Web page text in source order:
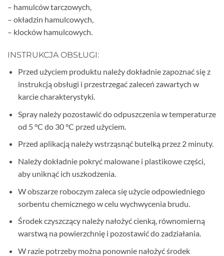
– hamulców tarczowych,
– okładzin hamulcowych,
– klocków hamulcowych.
INSTRUKCJA OBSŁUGI:
Przed użyciem produktu należy dokładnie zapoznać się z
instrukcją obsługi i przestrzegać zaleceń zawartych w
karcie charakterystyki.
Spray należy pozostawić do odpuszczenia w temperaturze
od 5 °C do 30 °C przed użyciem.
Przed aplikacją należy wstrząsnąć butelką przez 2 minuty.
Należy dokładnie pokryć malowane i plastikowe części,
aby uniknąć ich uszkodzenia.
W obszarze roboczym zaleca się użycie odpowiedniego
sorbentu chemicznego w celu wychwycenia brudu.
Środek czyszczący należy nałożyć cienką, równomierną
warstwą na powierzchnię i pozostawić do zadziałania.
W razie potrzeby można ponownie nałożyć środek